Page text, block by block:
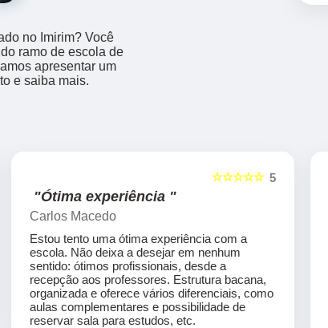
no Imirim? Você
ramo de escola de
apresentar um
e saiba mais.
5
☆☆☆☆☆
"Ótima experiência "
Carlos Macedo
Estou tento uma ótima experiência com a
escola. Não deixa a desejar em nenhum
sentido: ótimos profissionais, desde a
recepção aos professores. Estrutura bacana,
organizada e oferece vários diferenciais, como
aulas complementares e possibilidade de
reservar sala para estudos, etc.